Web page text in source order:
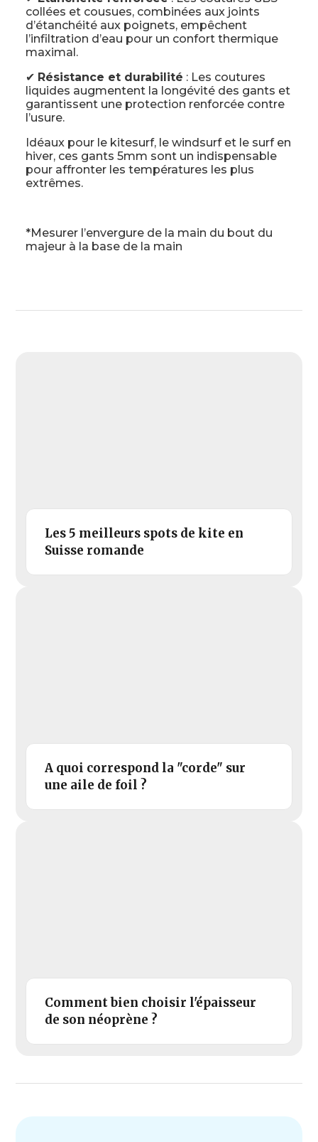
collées et cousues, combinées aux joints
d’étanchéité aux poignets, empêchent
l’infiltration d’eau pour un confort thermique
maximal.
✔ Résistance et durabilité : Les coutures
liquides augmentent la longévité des gants et
garantissent une protection renforcée contre
l’usure.
Idéaux pour le kitesurf, le windsurf et le surf en
hiver, ces gants 5mm sont un indispensable
pour affronter les températures les plus
extrêmes.
*Mesurer l’envergure de la main du bout du
majeur à la base de la main
Les 5 meilleurs spots de kite en
Suisse romande
A quoi correspond la "corde" sur
une aile de foil ?
Comment bien choisir l'épaisseur
de son néoprène ?